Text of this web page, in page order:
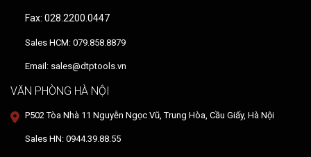
Fax: 028.2200.0447
Sales HCM: 079.858.8879
Email: sales@dtptools.vn
VĂN PHÒNG HÀ NỘI
P502 Tòa Nhà 11 Nguyễn Ngọc Vũ, Trung Hòa, Cầu Giấy, Hà Nội
Sales HN: 0944.39.88.55